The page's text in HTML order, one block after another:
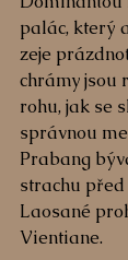
palác, který
zeje
chrámy jsou
rohu, jak se
správnou
Prabang
strachu
Laosané
Vientiane.